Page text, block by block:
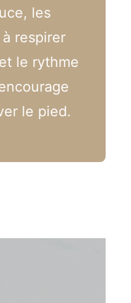
les
respirer
le rythme
le pied.